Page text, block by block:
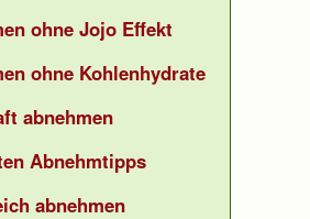
ohne Jojo Effekt
ohne Kohlenhydrate
abnehmen
Abnehmtipps
abnehmen